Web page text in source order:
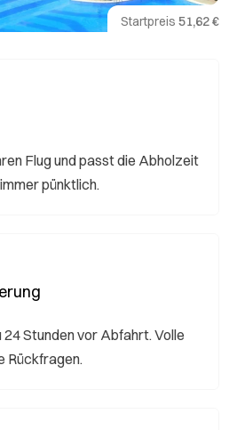
Startpreis 51,62 €
Flug und passt die Abholzeit
pünktlich.
Stunden vor Abfahrt. Volle
Rückfragen.